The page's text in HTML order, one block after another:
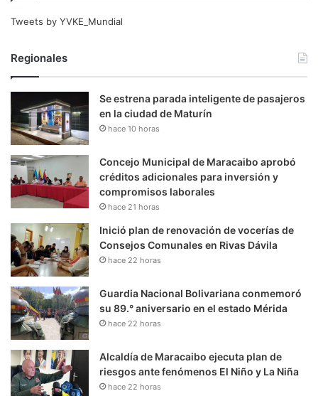
Tweets by YVKE_Mundial
Regionales
Se estrena parada inteligente de pasajeros
en la ciudad de Maturín
hace 10 horas
Concejo Municipal de Maracaibo aprobó
créditos adicionales para inversión y
compromisos laborales
hace 21 horas
Inició plan de renovación de vocerías de
Consejos Comunales en Rivas Dávila
hace 22 horas
Guardia Nacional Bolivariana conmemoró
su 89.° aniversario en el estado Mérida
hace 22 horas
Alcaldía de Maracaibo ejecuta plan de
riesgos ante fenómenos El Niño y La Niña
hace 22 horas